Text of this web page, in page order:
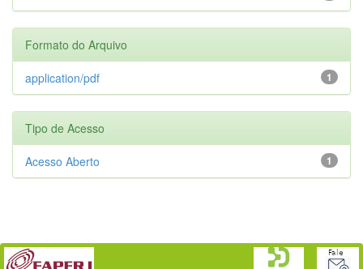
Formato do Arquivo
1
application/pdf
Tipo de Acesso
1
Acesso Aberto